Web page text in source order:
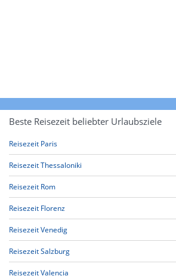
Beste Reisezeit beliebter Urlaubsziele
Reisezeit Paris
Reisezeit Thessaloniki
Reisezeit Rom
Reisezeit Florenz
Reisezeit Venedig
Reisezeit Salzburg
Reisezeit Valencia